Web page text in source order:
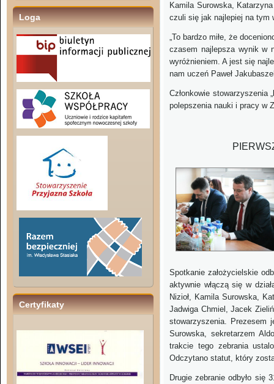
Loga
Certyfikaty
Kamila Surowska,
czuli się jak najlepiej na tym
„To bardzo miłe, że
czasem najlepsza wynik w
wyróżnieniem. A jest się
nam uczeń Paweł
Członkowie stowarzyszenia
polepszenia nauki i pracy w
Spotkanie założycielskie
aktywnie włączą się w
Nizioł, Kamila Surowska,
Jadwiga Chmiel, Jacek
stowarzyszenia. Prezesem
Surowska, sekretarzem
trakcie tego zebrania
Odczytano statut, który
Drugie zebranie odbyło